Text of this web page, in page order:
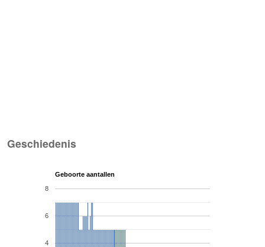
Geschiedenis
Geboorte aantallen
4
6
8